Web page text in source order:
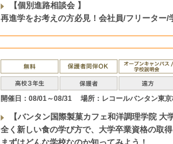
【個別進路相談会 】
再進学をお考えの方必見！会社員/フリーター
開催日：08/01～08/31 場所：レコールバンタン東
【バンタン国際製菓カフェ和洋調理学院 大
全く新しい食の学び方で、大学卒業資格の取得